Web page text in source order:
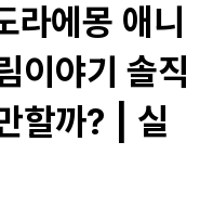
라에몽 애니
이야기 솔직
할까? | 실